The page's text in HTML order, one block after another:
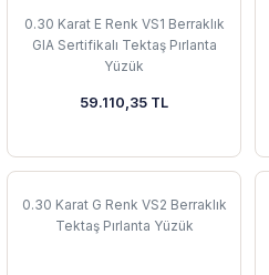
0.30 Karat E Renk VS1 Berraklık
GIA Sertifikalı Tektaş Pırlanta
Yüzük
59.110,35 TL
0.30 Karat G Renk VS2 Berraklık
Tektaş Pırlanta Yüzük